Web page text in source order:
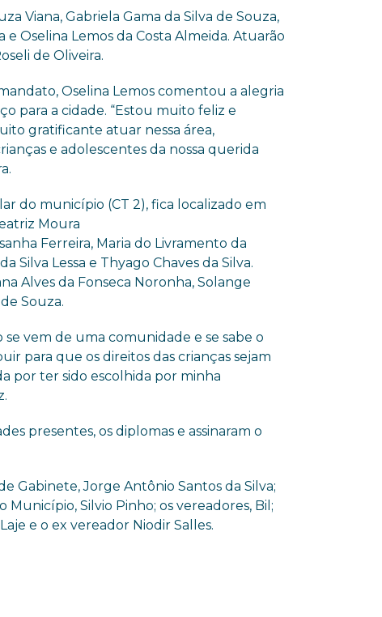
Viana, Gabriela Gama da Silva de Souza,
eOselina Lemos da Costa Almeida. Atuarão
de Oliveira.
Oselina Lemos comentou a alegria
para a cidade. “Estou muito feliz e
gratificante atuar nessa área,
e adolescentes da nossa querida
do município (CT 2), fica localizado em
Moura
Ferreira, Maria do Livramento da
Silva Lessa e Thyago Chaves da Silva.
Alves da Fonseca Noronha, Solange
Souza.
vem de uma comunidade e se sabe o
para que os direitos das crianças sejam
por ter sido escolhida por minha
presentes, os diplomas e assinaram o
Gabinete, Jorge Antônio Santos da Silva;
Município,Silvio Pinho; os vereadores, Bil;
e oex vereador Niodir Salles.